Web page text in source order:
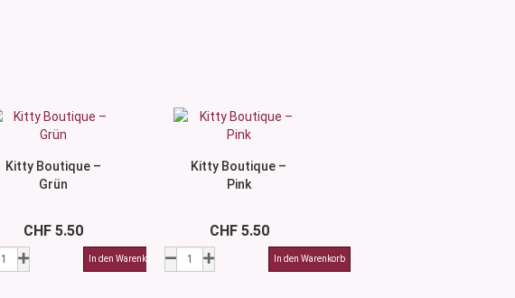
Kitty Boutique –
Grün
CHF 5.50
Kitty Boutique –
Pink
CHF 5.50